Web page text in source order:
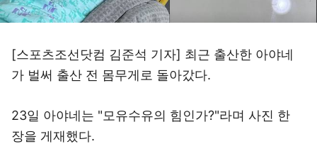
[스포츠조선닷컴 김준석 기자] 최근 출산한 아야네
가 벌써 출산 전 몸무게로 돌아갔다.
23일 아야네는 "모유수유의 힘인가?"라며 사진 한
장을 게재했다.